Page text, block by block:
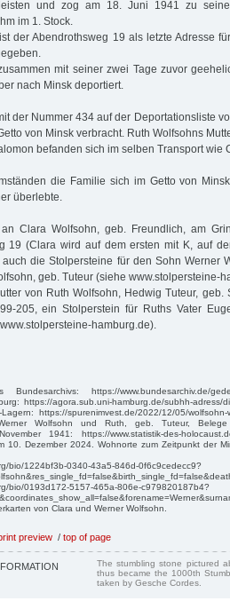
und zog am 18. Juni 1941 zu
im 1. Stock.
der Abendrothsweg 19 als letzte Adresse
mit seiner zwei Tage zuvor
nach Minsk deportiert.
der Nummer 434 auf der Deportationsliste
von Minsk verbracht. Ruth Wolfsohns
befanden sich im selben Transport wie
die Familie sich im Getto von
überlebte.
Clara Wolfsohn, geb. Freundlich, am
19 (Clara wird auf dem ersten mit K, auf
die Stolpersteine für den Sohn Werner
geb. Tuteur (siehe www.stolpersteine-
von Ruth Wolfsohn, Hedwig Tuteur, geb.
205, ein Stolperstein für Ruths Vater
hamburg.de).
https://www.bundesarchiv.de/
https://agora.sub.uni-hamburg.de/subhh-adress/
https://spurenimvest.de/2022/12/05/
Werner Wolfsohn und Ruth, geb. Tuteur,
1941: https://www.statistik-des-
10. Dezember 2024. Wohnorte zum Zeitpunkt der
bio/1224bf3b-0340-43a5-846d-0f6c9cedecc9?
bio/0193d172-5157-465a-806e-c979820187b4?
von Clara und Werner Wolfsohn.
preview / top of page
The stumbling stone pictured
thus became the 1000th
taken by Gesche Cordes.